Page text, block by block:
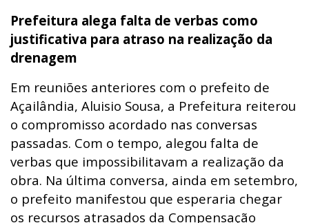
Prefeitura alega falta de verbas como
justificativa para atraso na realização da
drenagem
Em reuniões anteriores com o prefeito de
Açailândia, Aluisio Sousa, a Prefeitura reiterou
o compromisso acordado nas conversas
passadas. Com o tempo, alegou falta de
verbas que impossibilitavam a realização da
obra. Na última conversa, ainda em setembro,
o prefeito manifestou que esperaria chegar
os recursos atrasados da Compensação